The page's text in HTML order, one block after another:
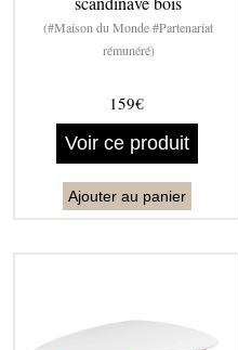
(#Maison du Monde #Partenariat
rémunéré)
159€
Voir ce produit
Ajouter au panier